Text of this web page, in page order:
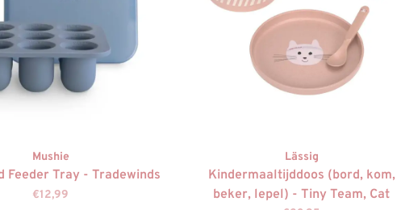
Mushie
Feeder Tray - Tradewinds
€12,99
Lässig
Kindermaaltijddoos (bord, kom,
beker, lepel) - Tiny Team, Cat